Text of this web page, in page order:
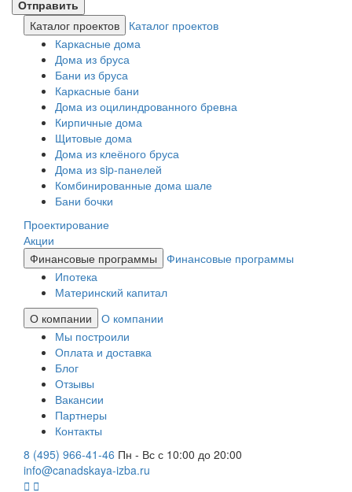
Каталог проектов
Каталог проектов
Каркасные дома
Дома из бруса
Бани из бруса
Каркасные бани
Дома из оцилиндрованного бревна
Кирпичные дома
Щитовые дома
Дома из клеёного бруса
Дома из sip-панелей
Комбинированные дома шале
Бани бочки
Проектирование
Акции
Финансовые программы
Финансовые программы
Ипотека
Материнский капитал
О компании
О компании
Мы построили
Оплата и доставка
Блог
Отзывы
Вакансии
Партнеры
Контакты
8 (495) 966-41-46 Пн - Вс с 10:00 до 20:00
info@canadskaya-izba.ru